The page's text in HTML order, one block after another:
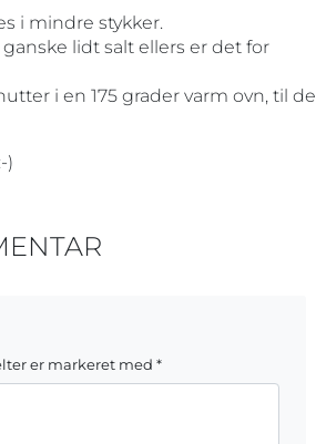
i mindre stykker.
lidt salt ellers er det for
i en 175 grader varm ovn, til de
)
er markeret med *